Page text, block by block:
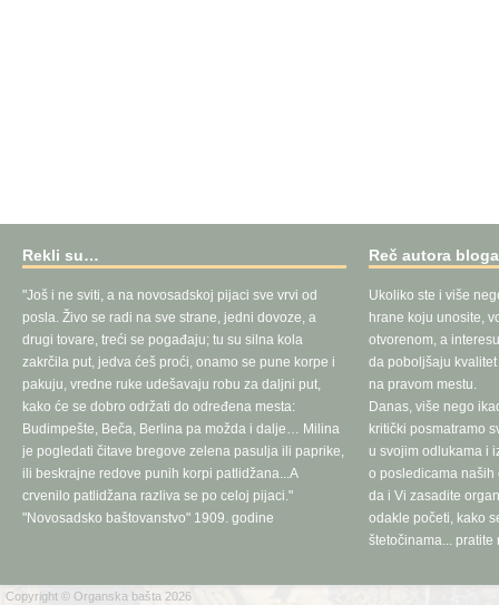
Rekli su…
"Još i ne sviti, a na novosadskoj pijaci sve vrvi od
posla. Živo se radi na sve strane, jedni dovoze, a
drugi tovare, treći se pogađaju; tu su silna kola
zakrčila put, jedva ćeš proći, onamo se pune korpe i
pakuju, vredne ruke udešavaju robu za daljni put,
kako će se dobro održati do određena mesta:
Budimpešte, Beča, Berlina pa možda i dalje… Milina
je pogledati čitave bregove zelena pasulja ili paprike,
ili beskrajne redove punih korpi patlidžana...A
crvenilo patlidžana razliva se po celoj pijaci."
"Novosadsko baštovanstvo" 1909. godine
Reč autora
Ukoliko ste i više
hrane koju unosite,
otvorenom, a
da poboljšaju
na pravom mestu.
Danas, više nego
kritički posmatramo
u svojim odlukama i
o posledicama naših
da i Vi zasadite
odakle početi, kako
štetočinama... pratite
Copyright © Organska bašta 2026